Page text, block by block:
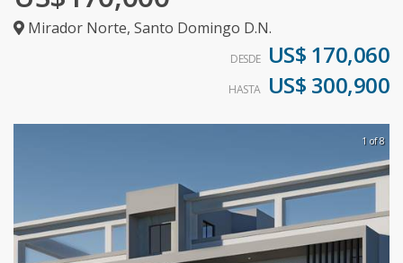
Mirador Norte, Santo Domingo D.N.
DESDE US$ 170,060
HASTA US$ 300,900
1 of 8